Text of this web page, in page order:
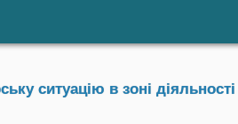
ситуацію в зоні